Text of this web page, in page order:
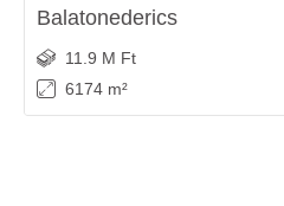
Balatonederics
11.9 M Ft
6174 m²